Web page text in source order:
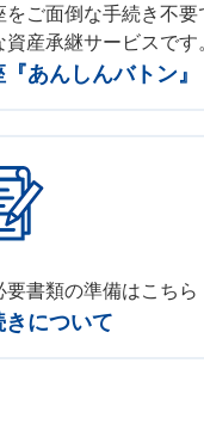
ご面倒な手続き不
産承継サービスです
あんしんバトン』
書類の準備はこちら
について